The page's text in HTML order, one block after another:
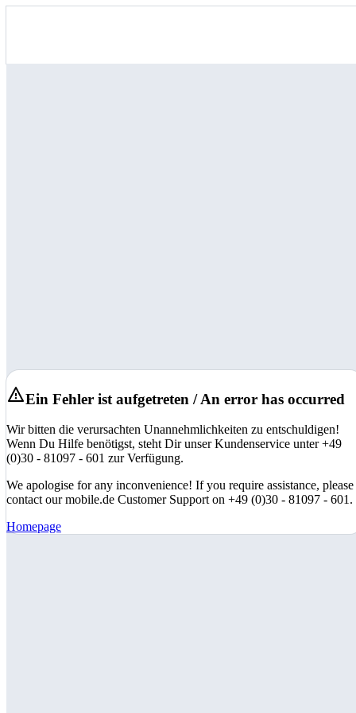
Ein Fehler ist aufgetreten / An error has occurred
Wir bitten die verursachten Unannehmlichkeiten zu entschuldigen!
Wenn Du Hilfe benötigst, steht Dir unser Kundenservice unter +49
(0)30 - 81097 - 601 zur Verfügung.
We apologise for any inconvenience! If you require assistance, please
contact our mobile.de Customer Support on +49 (0)30 - 81097 - 601.
Homepage